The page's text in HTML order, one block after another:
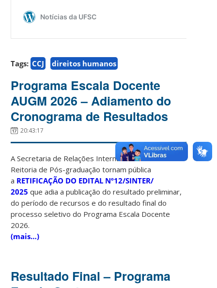
Tags: CCJ direitos humanos
Programa Escala Docente
AUGM 2026 – Adiamento do
Cronograma de Resultados
20:43:17
A Secretaria de Relações Internacionais e a Pró-
Reitoria de Pós-graduação tornam pública
a RETIFICAÇÃO DO EDITAL Nº12/SINTER/
2025 que adia a publicação do resultado preliminar,
do período de recursos e do resultado final do
processo seletivo do Programa Escala Docente
2026.
(mais…)
Resultado Final – Programa